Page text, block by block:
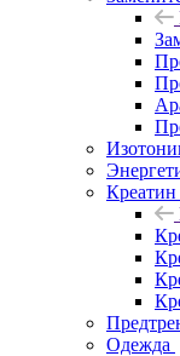
Креатин
Одежда